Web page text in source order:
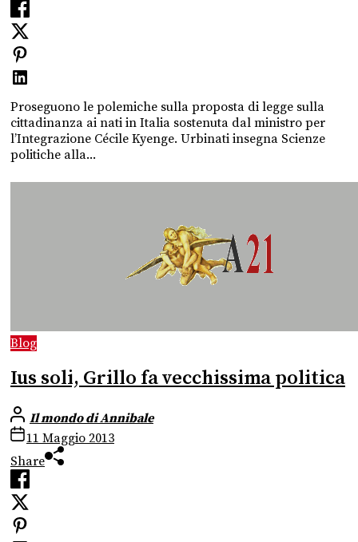
Proseguono le polemiche sulla proposta di legge sulla
cittadinanza ai nati in Italia sostenuta dal ministro per
l’Integrazione Cécile Kyenge. Urbinati insegna Scienze
politiche alla...
Blog
Ius soli, Grillo fa vecchissima politica
Il mondo di Annibale
11 Maggio 2013
Share